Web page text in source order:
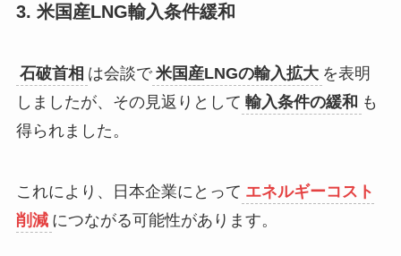
3. 米国産LNG輸入条件緩和
石破首相 は会談で 米国産LNGの輸入拡大 を表明
しましたが、その見返りとして 輸入条件の緩和 も
得られました。
これにより、日本企業にとって エネルギーコスト
削減 につながる可能性があります。